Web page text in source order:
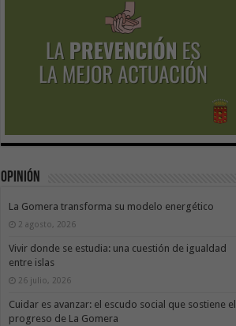
Opinión
La Gomera transforma su modelo energético
2 agosto, 2026
Vivir donde se estudia: una cuestión de igualdad
entre islas
26 julio, 2026
Cuidar es avanzar: el escudo social que sostiene el
progreso de La Gomera